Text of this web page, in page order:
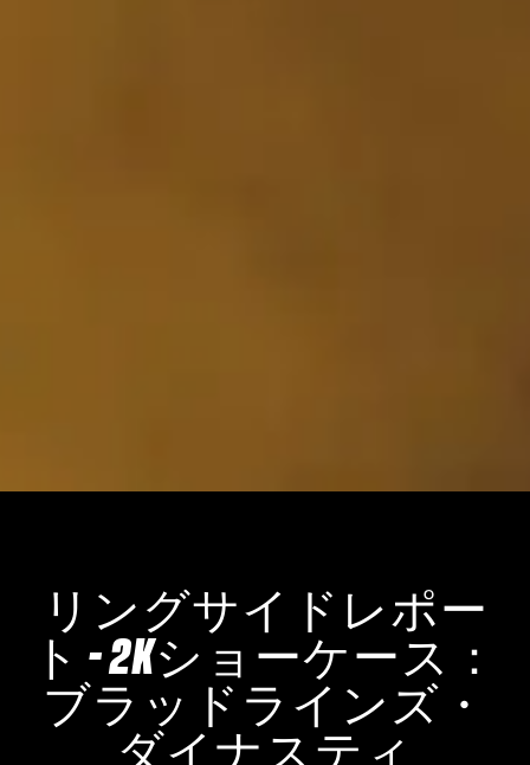
リングサイドレポー
ト - 2Kショーケース：
ブラッドラインズ・
ダイナスティ